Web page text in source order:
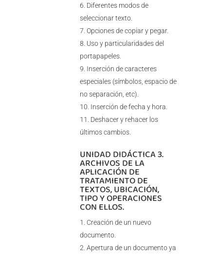
Diferentes modos de
seleccionar texto.
Opciones de copiar y pegar.
Uso y particularidades del
portapapeles.
Inserción de caracteres
especiales (símbolos, espacio de
no separación, etc).
Inserción de fecha y hora.
Deshacer y rehacer los
últimos cambios.
UNIDAD DIDÁCTICA 3.
ARCHIVOS DE LA
APLICACIÓN DE
TRATAMIENTO DE
TEXTOS, UBICACIÓN,
TIPO Y OPERACIONES
CON ELLOS.
Creación de un nuevo
documento.
Apertura de un documento ya